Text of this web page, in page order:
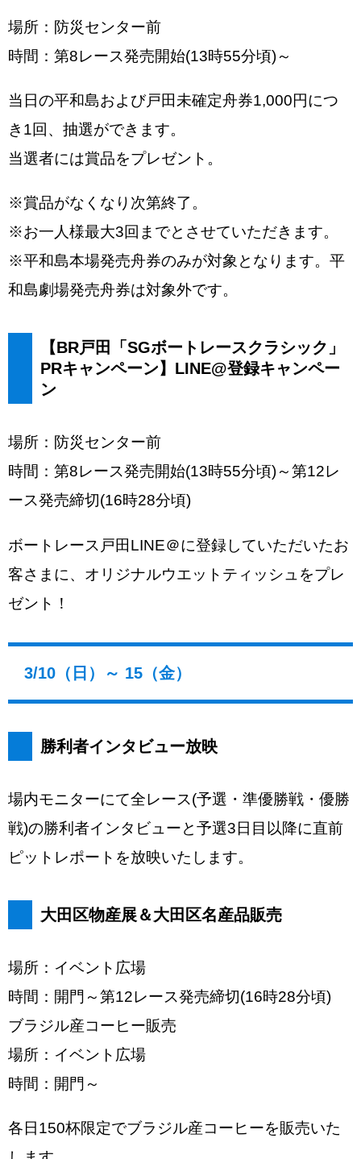
場所：防災センター前
時間：第8レース発売開始(13時55分頃)～
当日の平和島および戸田未確定舟券1,000円につ
き1回、抽選ができます。
当選者には賞品をプレゼント。
※賞品がなくなり次第終了。
※お一人様最大3回までとさせていただきます。
※平和島本場発売舟券のみが対象となります。平
和島劇場発売舟券は対象外です。
【BR戸田「SGボートレースクラシック」
PRキャンペーン】LINE@登録キャンペー
ン
場所：防災センター前
時間：第8レース発売開始(13時55分頃)～第12レ
ース発売締切(16時28分頃)
ボートレース戸田LINE＠に登録していただいたお
客さまに、オリジナルウエットティッシュをプレ
ゼント！
3/10（日）～ 15（金）
勝利者インタビュー放映
場内モニターにて全レース(予選・準優勝戦・優勝
戦)の勝利者インタビューと予選3日目以降に直前
ピットレポートを放映いたします。
大田区物産展＆大田区名産品販売
場所：イベント広場
時間：開門～第12レース発売締切(16時28分頃)
ブラジル産コーヒー販売
場所：イベント広場
時間：開門～
各日150杯限定でブラジル産コーヒーを販売いた